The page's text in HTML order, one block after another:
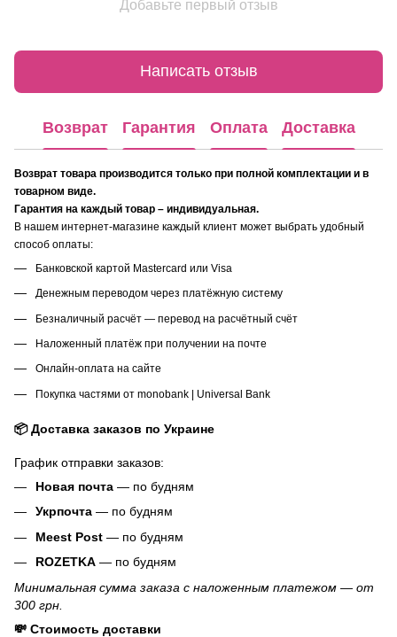
Добавьте первый отзыв
Написать отзыв
Возврат Гарантия Оплата Доставка
Возврат товара производится только при полной комплектации и в
товарном виде.
Гарантия на каждый товар – индивидуальная.
В нашем интернет-магазине каждый клиент может выбрать удобный
способ оплаты:
Банковской картой Mastercard или Visa
Денежным переводом через платёжную систему
Безналичный расчёт — перевод на расчётный счёт
Наложенный платёж при получении на почте
Онлайн-оплата на сайте
Покупка частями от monobank | Universal Bank
📦 Доставка заказов по Украине
График отправки заказов:
Новая почта — по будням
Укрпочта — по будням
Meest Post — по будням
ROZETKA — по будням
Минимальная сумма заказа с наложенным платежом — от
300 грн.
💸 Стоимость доставки